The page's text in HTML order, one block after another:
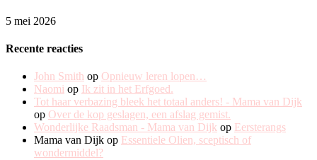
5 mei 2026
Recente reacties
John Smith op Opnieuw leren lopen…
Naomi op Ik zit in het Erfgoed.
Tot haar verbazing bleek het totaal anders! - Mama van Dijk
op Over de kop geslagen, een afslag gemist.
Wonderlijke Raadsman - Mama van Dijk op Eersterangs
Mama van Dijk op Essentiele Olien, sceptisch of
wondermiddel?